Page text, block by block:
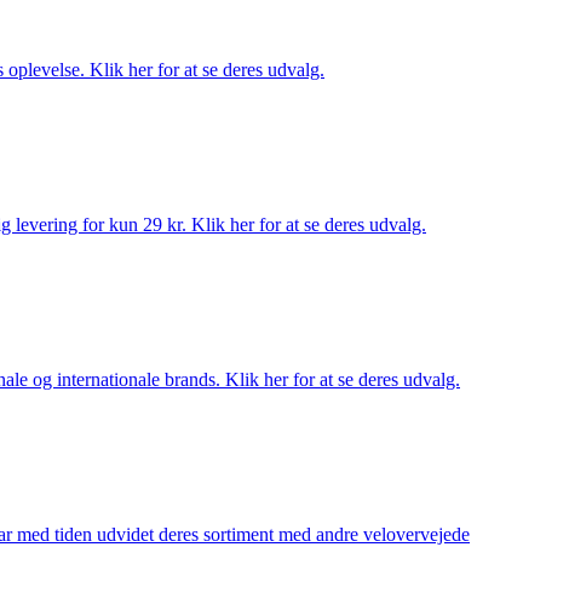
Klik her for at se deres udvalg.
levering for kun 29 kr. Klik her for at se deres udvalg.
og internationale brands. Klik her for at se deres udvalg.
tiden udvidet deres sortiment med andre velovervejede